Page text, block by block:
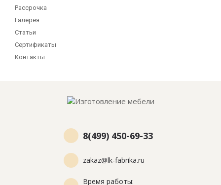
Рассрочка
Галерея
Статьи
Сертификаты
Контакты
8(499) 450-69-33
zakaz@lk-fabrika.ru
Время работы: